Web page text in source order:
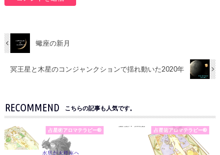
蠍座の新月
冥王星と木星のコンジャンクションで揺れ動いた2020年
RECOMMEND こちらの記事も人気です。
占星術アロマテラピー® 占星術アロマテラピー®